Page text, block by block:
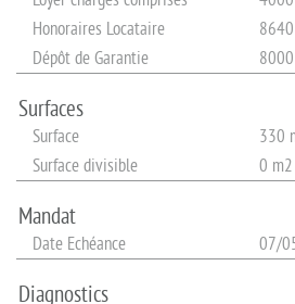
Honoraires Locataire
8640
Dépôt de Garantie
8000
Surfaces
Surface
330
Surface divisible
0 m2
Mandat
Date Echéance 07/
Diagnostics